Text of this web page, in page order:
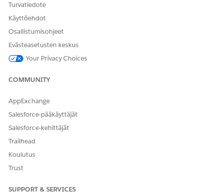
kullekin palvelualueelle.
palvelualueeseen
Kohdista palveluresursseja palvelualueisiin, joissa he
toimivat. Näin luodaan palvelualueen jäsenen tietue, joka
palvelualueen jäsenen toiminta-aikoja, jos ne eroavat
KATSO MYÖS:
Field Service: Palvelualueiden, toiminta-aikojen ja
työvuorojen määrittäminen Field Servicessa
Turvatiedote
Käyttöehdot
Osallistumisohjeet
Evästeasetusten keskus
Your Privacy Choices
COMMUNITY
AppExchange
Salesforce-pääkäyttäjät
Salesforce-kehittäjät
Trailhead
Koulutus
Trust
SUPPORT & SERVICES